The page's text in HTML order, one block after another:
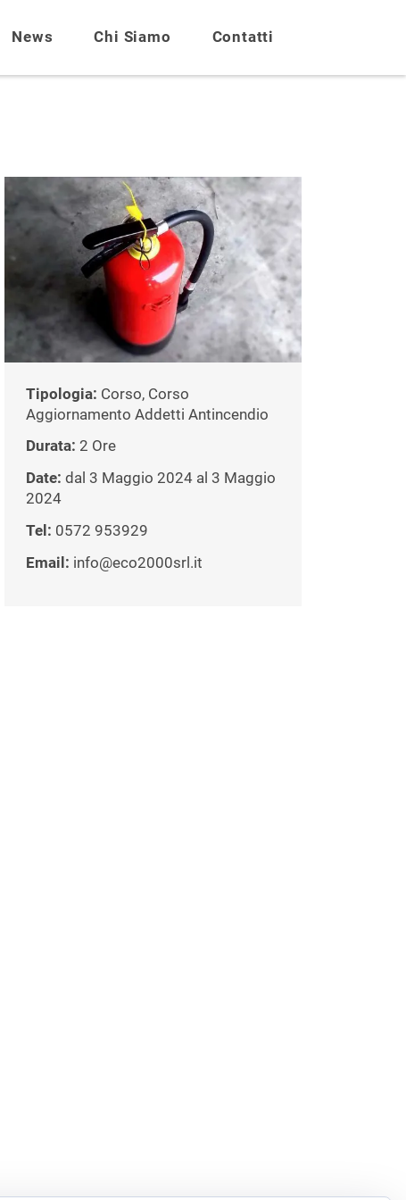
News Chi Siamo Contatti
Tipologia: Corso, Corso
Aggiornamento Addetti Antincendio
Durata: 2 Ore
Date: dal 3 Maggio 2024 al 3 Maggio
2024
Tel: 0572 953929
Email: info@eco2000srl.it